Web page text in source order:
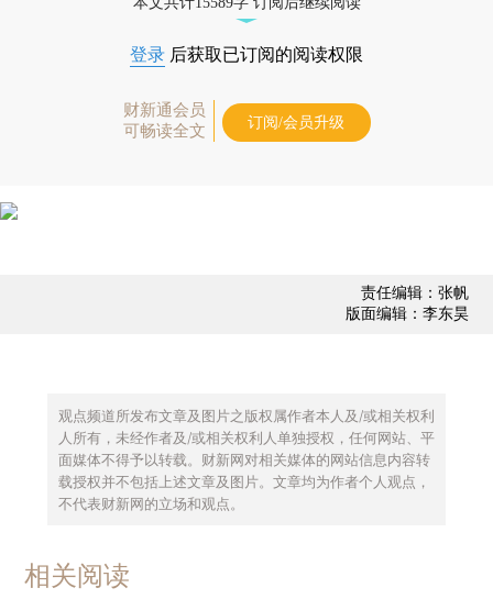
登录 后获取已订阅的阅读权限
财新通会员
可畅读全文
订阅/会员升级
责任编辑：张帆
版面编辑：李东昊
观点频道所发布文章及图片之版权属作者本人及/或相关权利
人所有，未经作者及/或相关权利人单独授权，任何网站、平
面媒体不得予以转载。财新网对相关媒体的网站信息内容转
载授权并不包括上述文章及图片。文章均为作者个人观点，
不代表财新网的立场和观点。
相关阅读